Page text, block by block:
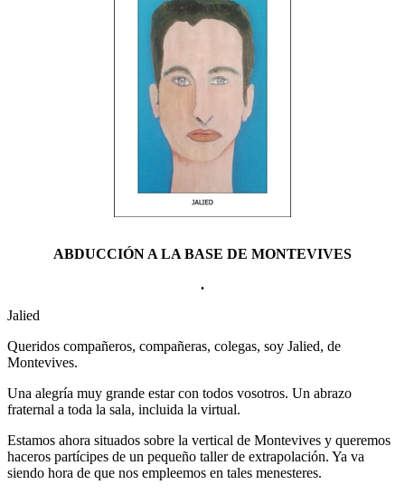
ABDUCCIÓN A LA BASE DE MONTEVIVES
.
Jalied
Queridos compañeros, compañeras, colegas, soy Jalied, de
Montevives.
Una alegría muy grande estar con todos vosotros. Un abrazo
fraternal a toda la sala, incluida la virtual.
Estamos ahora situados sobre la vertical de Montevives y queremos
haceros partícipes de un pequeño taller de extrapolación. Ya va
siendo hora de que nos empleemos en tales menesteres.